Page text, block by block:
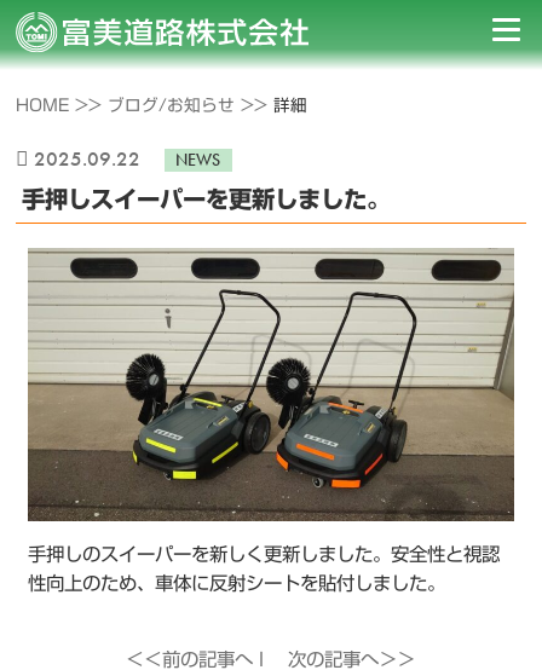
HOME >> ブログ/お知らせ >>詳細
2025.09.22 NEWS
手押しスイーパーを更新しました。
手押しのスイーパーを新しく更新しました。安全性と視認
性向上のため、車体に反射シートを貼付しました。
＜＜前の記事へ l次の記事へ＞＞